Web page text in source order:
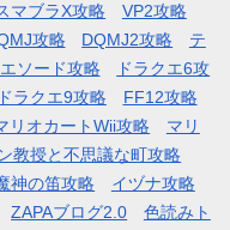
マブラX攻略
VP2攻略
攻略 DQMJ2攻略
テ
ソード攻略
ドラクエ6攻
ドラクエ9攻略
FF12攻略
リオカートWii攻略
マリ
教授と不思議な町攻略
神の笛攻略
イヅナ攻略
ZAPAブログ2.0 色読みト